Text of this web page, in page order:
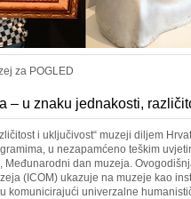
za POGLED
– u znaku jednakosti,
i uključivost“ muzeji diljem
u nezapamćeno teškim
Međunarodni dan muzeja.
(ICOM) ukazuje na muzeje kao
komunicirajući univerzalne